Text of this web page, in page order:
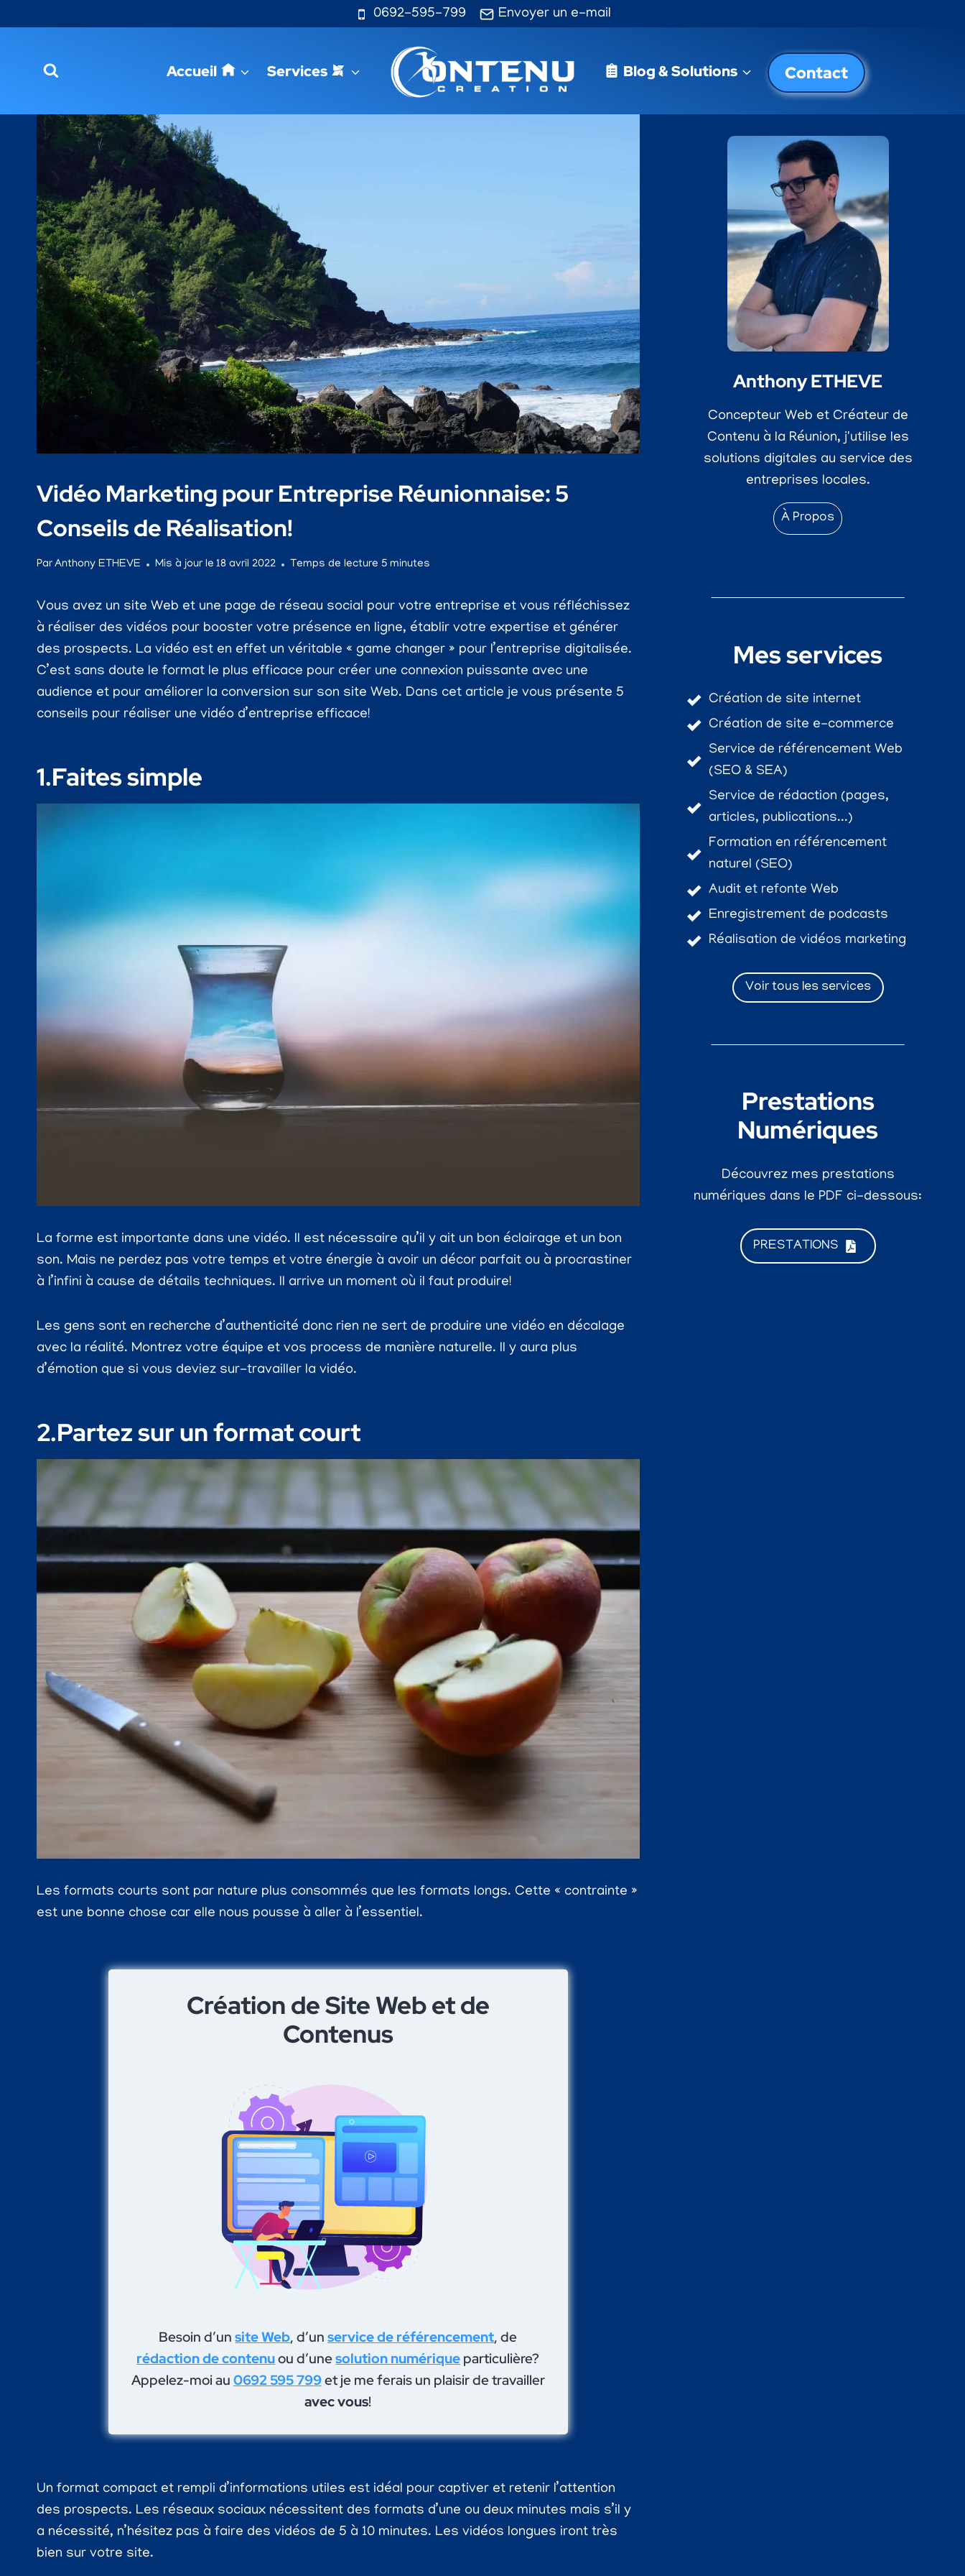
au
0692-595-799 Envoyer un e-mail
Accueil Services Blog & Solutions Contact
Vidéo Marketing pour Entreprise Réunionnaise: 5
Conseils de Réalisation!
ParAnthony ETHEVE Mis à jour le 18 avril 2022 Temps de lecture 5minutes
Vous avez un site Web et une page de réseau social pour votre entreprise et vous réfléchissez
à réaliser des vidéos pour booster votre présence en ligne, établir votre expertise et générer
des prospects. La vidéo est en effet un véritable « game changer » pour l’entreprise digitalisée.
C’est sans doute le format le plus efficace pour créer une connexion puissante avec une
audience et pour améliorer la conversion sur son site Web. Dans cet article je vous présente 5
conseils pour réaliser une vidéo d’entreprise efficace!
1.Faites simple
La forme est importante dans une vidéo. Il est nécessaire qu’il y ait un bon éclairage et un bon
son. Mais ne perdez pas votre temps et votre énergie à avoir un décor parfait ou à procrastiner
à l’infini à cause de détails techniques. Il arrive un moment où il faut produire!
Les gens sont en recherche d’authenticité donc rien ne sert de produire une vidéo en décalage
avec la réalité. Montrez votre équipe et vos process de manière naturelle. Il y aura plus
d’émotion que si vous deviez sur-travailler la vidéo.
2.Partez sur un format court
Les formats courts sont par nature plus consommés que les formats longs. Cette « contrainte »
est une bonne chose car elle nous pousse à aller à l’essentiel.
Création de Site Web et de
Contenus
Besoin d’unsite Web, d’unservice de référencement, de
rédaction de contenuou d’unesolution numérique particulière?
Appelez-moi au 0692 595 799et je me ferais un plaisir de travailler
avec vous!
Un format compact et rempli d’informations utiles est idéal pour captiver et retenir l’attention
des prospects. Les réseaux sociaux nécessitent des formats d’une ou deux minutes mais s’il y
a nécessité, n’hésitez pas à faire des vidéos de 5 à 10 minutes. Les vidéos longues iront très
bien sur votre site.
Anthony ETHEVE
Concepteur Web et Créateur de
Contenu à la Réunion, j'utilise les
solutions digitales au service des
entreprises locales.
À Propos
Mes services
Création de site internet
Création de site e-commerce
Service de référencement Web
(SEO & SEA)
Service de rédaction (pages,
articles, publications...)
Formation en référencement
naturel (SEO)
Audit et refonte Web
Enregistrement de podcasts
Réalisation de vidéos marketing
Voir tous les services
Prestations
Numériques
Découvrez mes prestations
numériques dans le PDF ci-dessous:
PRESTATIONS